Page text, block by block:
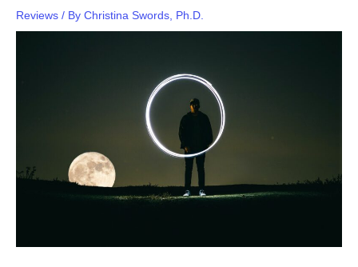
Reviews / By Christina Swords, Ph.D.